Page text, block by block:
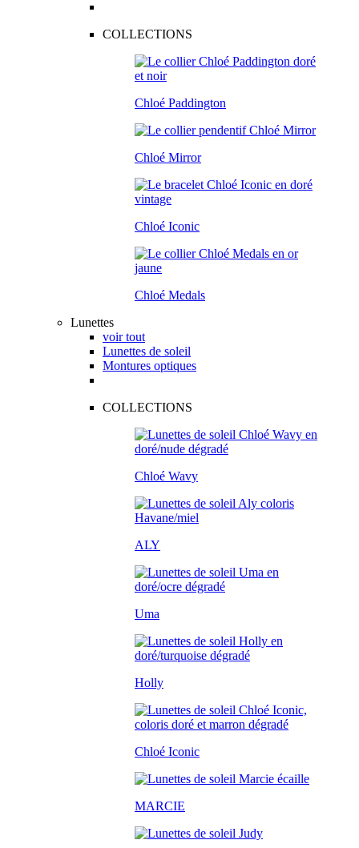
COLLECTIONS
Chloé Paddington
Chloé Mirror
Chloé Iconic
Chloé Medals
Lunettes
voir tout
Lunettes de soleil
Montures optiques
COLLECTIONS
Chloé Wavy
ALY
Uma
Holly
Chloé Iconic
MARCIE